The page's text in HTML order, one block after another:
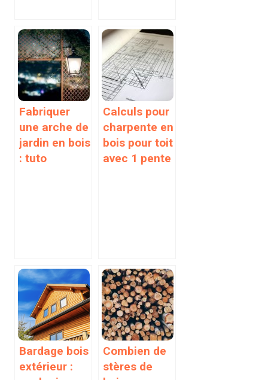
Fabriquer
une arche de
jardin en bois
: tuto
Calculs pour
charpente en
bois pour toit
avec 1 pente
Bardage bois
extérieur :
Combien de
stères de